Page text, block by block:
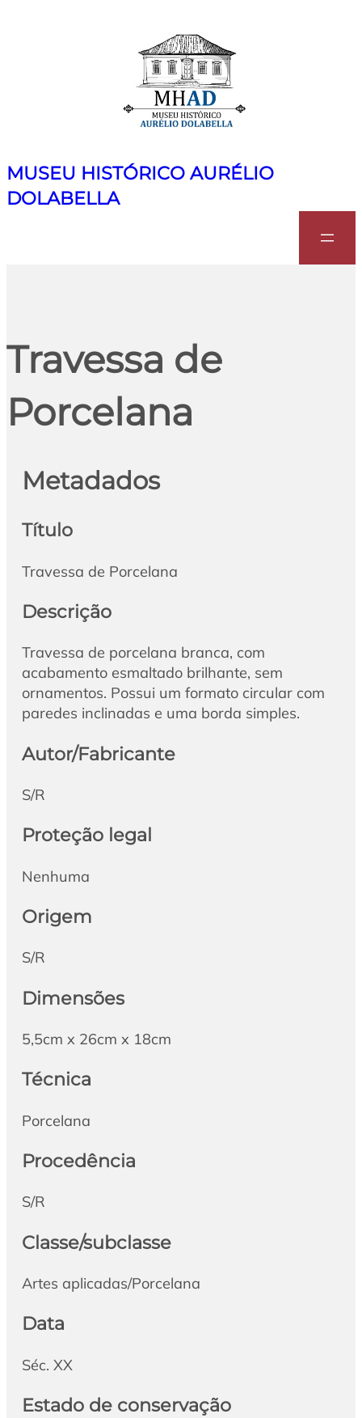
MUSEU HISTÓRICO AURÉLIO
DOLABELLA
Travessa de
Porcelana
Metadados
Título
Travessa de Porcelana
Descrição
Travessa de porcelana branca, com
acabamento esmaltado brilhante, sem
ornamentos. Possui um formato circular com
paredes inclinadas e uma borda simples.
Autor/Fabricante
S/R
Proteção legal
Nenhuma
Origem
S/R
Dimensões
5,5cm x 26cm x 18cm
Técnica
Porcelana
Procedência
S/R
Classe/subclasse
Artes aplicadas/Porcelana
Data
Séc. XX
Estado de conservação